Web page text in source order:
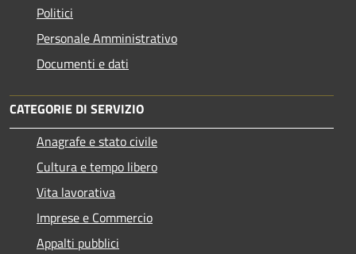
Politici
Personale Amministrativo
Documenti e dati
CATEGORIE DI SERVIZIO
Anagrafe e stato civile
Cultura e tempo libero
Vita lavorativa
Imprese e Commercio
Appalti pubblici